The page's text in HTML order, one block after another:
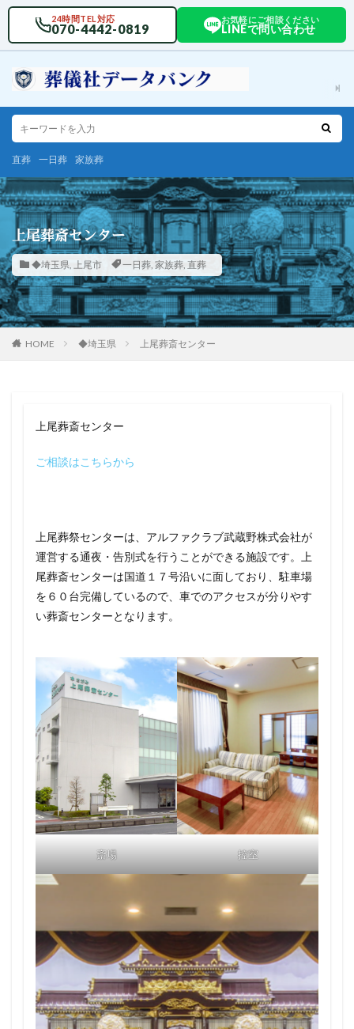
24時間TEL対応
070-4442-0819
お気軽にご相談ください
LINEで問い合わせ
直葬 一日葬 家族葬
上尾葬斎センター
◆埼玉県, 上尾市 一日葬, 家族葬, 直葬
HOME ◆埼玉県 上尾葬斎センター
上尾葬斎センター
ご相談はこちらから
上尾葬祭センターは、アルファクラブ武蔵野株式会社が
運営する通夜・告別式を行うことができる施設です。上
尾葬斎センターは国道１７号沿いに面しており、駐車場
を６０台完備しているので、車でのアクセスが分りやす
い葬斎センターとなります。
斎場 控室